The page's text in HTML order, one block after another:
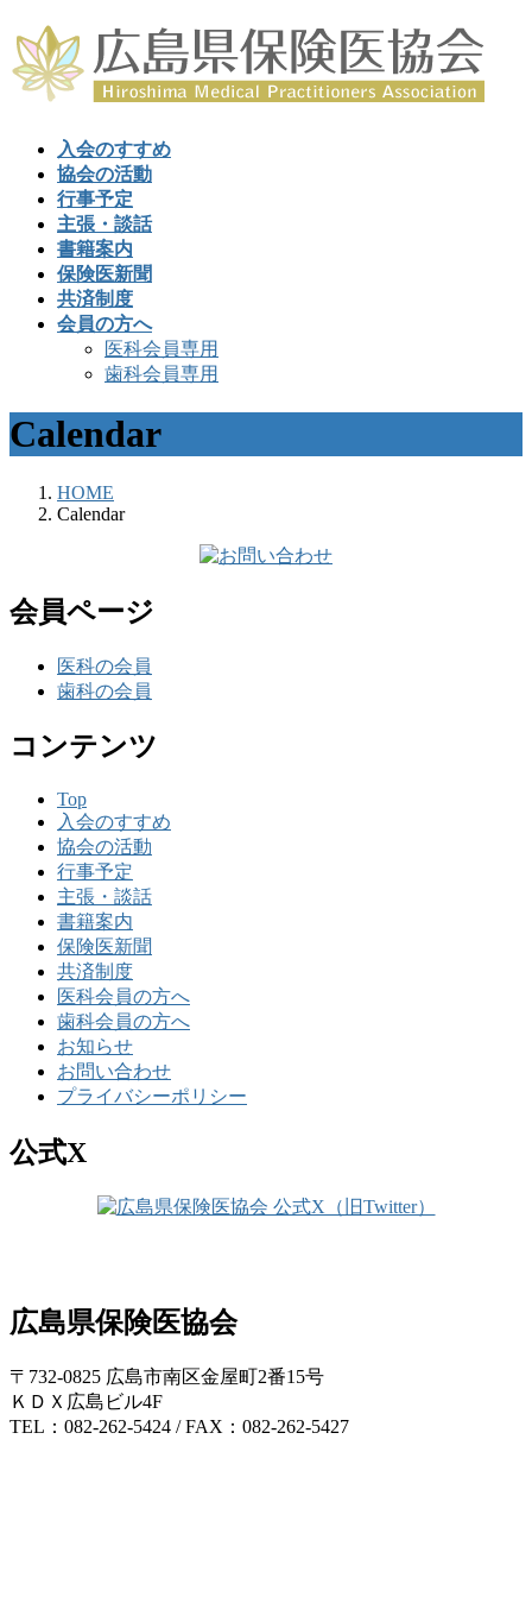
入会のすすめ
協会の活動
行事予定
主張・談話
書籍案内
保険医新聞
共済制度
会員の方へ
医科会員専用
歯科会員専用
Calendar
HOME
Calendar
会員ページ
医科の会員
歯科の会員
コンテンツ
Top
入会のすすめ
協会の活動
行事予定
主張・談話
書籍案内
保険医新聞
共済制度
医科会員の方へ
歯科会員の方へ
お知らせ
お問い合わせ
プライバシーポリシー
公式X
広島県保険医協会
〒732-0825 広島市南区金屋町2番15号
ＫＤＸ広島ビル4F
TEL：082-262-5424 / FAX：082-262-5427